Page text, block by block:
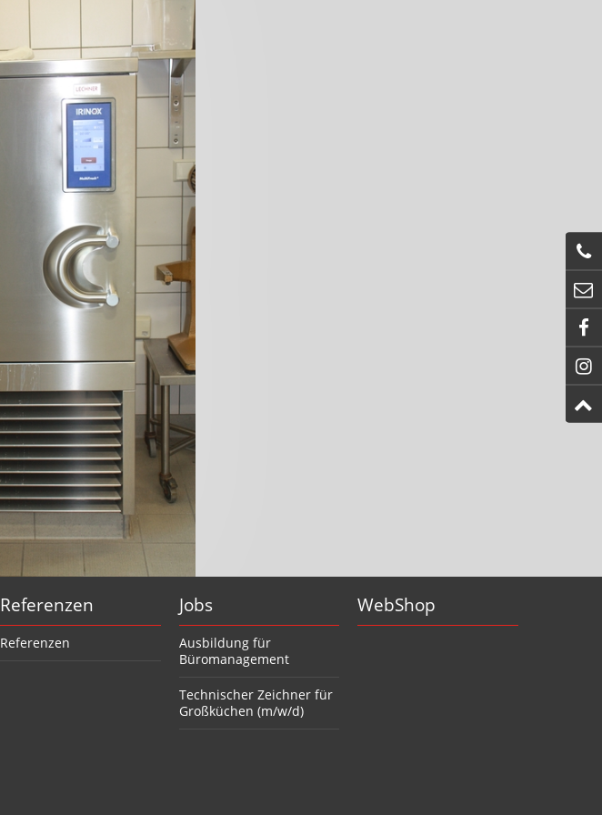
Referenzen
Referenzen
Jobs
Ausbildung für
Büromanagement
Technischer Zeichner für
Großküchen (m/w/d)
WebShop